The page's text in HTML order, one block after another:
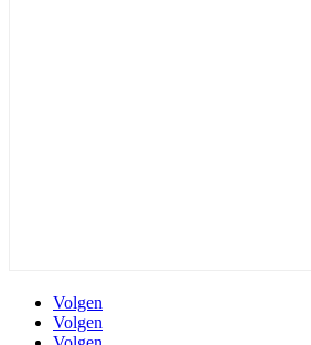
Volgen
Volgen